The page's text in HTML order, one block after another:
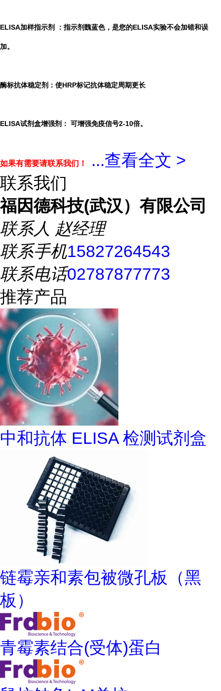
ELISA加样指示剂 ：指示剂魏蓝色，是您的ELISA实验不会加错和误
加。
酶标抗体稳定剂：使HRP标记抗体稳定周期更长
ELISA试剂盒增强剂： 可增强免疫信号2-10倍。
如果有需要请联系我们！ ...查看全文 >
联系我们
福因德科技(武汉）有限公司
联系人 赵经理
联系手机15827264543
联系电话02787877773
推荐产品
中和抗体 ELISA 检测试剂盒
链霉亲和素包被微孔板（黑
板）
青霉素结合(受体)蛋白